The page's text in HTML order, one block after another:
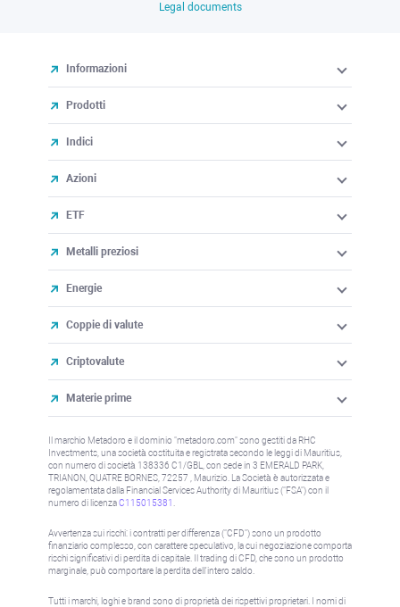
Legal documents
Informazioni
Prodotti
Indici
Azioni
ETF
Metalli preziosi
Energie
Coppie di valute
Criptovalute
Materie prime
Il marchio Metadoro e il dominio "metadoro.com" sono gestiti da RHC
Investments, una società costituita e registrata secondo le leggi di Mauritius,
con numero di società 138336 C1/GBL, con sede in 3 EMERALD PARK,
TRIANON, QUATRE BORNES, 72257 , Maurizio. La Società è autorizzata e
regolamentata dalla Financial Services Authority di Mauritius ("FSA") con il
numero di licenzaC115015381
Avvertenza sui rischi: i contratti per differenza ("CFD") sono un prodotto
finanziario complesso, con carattere speculativo, la cui negoziazione comporta
rischi significativi di perdita di capitale. Il trading di CFD, che sono un prodotto
marginale, può comportare la perdita dell'intero saldo.
Tutti i marchi, loghi e brand sono di proprietà dei rispettivi proprietari. I nomi di